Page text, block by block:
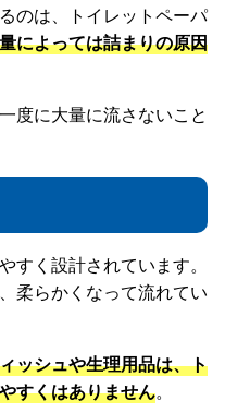
のは、トイレットペーパ
によっては詰まりの原因
度に大量に流さないこと
すく設計されています。
柔らかくなって流れてい
ッシュや生理用品は、ト
すくはありません。